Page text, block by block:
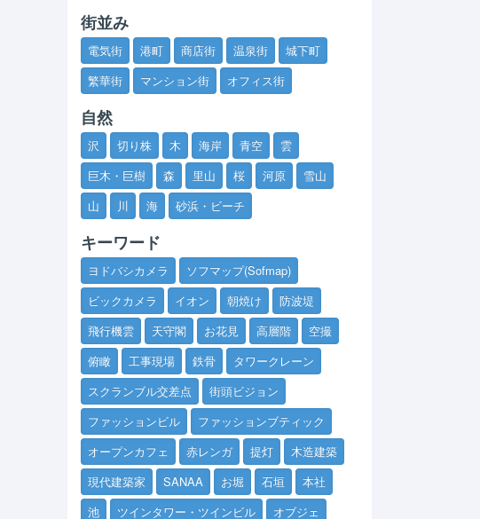
街並み
電気街 港町 商店街 温泉街
城下町
繁華街
マンション街 オフィス街
自然
沢 切り株 木 海岸 青空
雲
巨木・巨樹
森 里山 桜 河原
雪山
山
川 海 砂浜・ビーチ
キーワード
ヨドバシカメラ
ソフマップ(Sofmap)
ビックカメラ
イオン 朝焼け
防波堤
飛行機雲
天守閣 お花見 高層階
空撮
俯瞰
工事現場 鉄骨
タワークレーン
スクランブル交差点
街頭ビジョン
ファッションビル
ファッションブティック
オープンカフェ
赤レンガ 提灯
木造建築
現代建築家
SANAA お堀 石垣
本社
池
ツインタワー・ツインビル オブジェ